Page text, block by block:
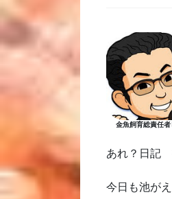
金魚飼育総責任
あれ？日記
今日も池が